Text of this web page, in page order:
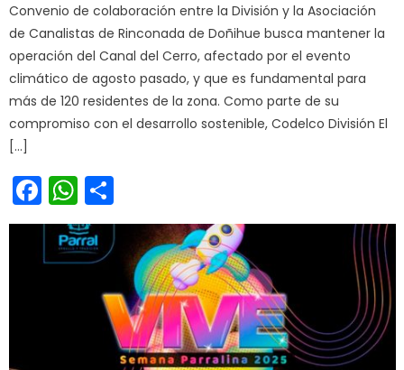
Convenio de colaboración entre la División y la Asociación
de Canalistas de Rinconada de Doñihue busca mantener la
operación del Canal del Cerro, afectado por el evento
climático de agosto pasado, y que es fundamental para
más de 120 residentes de la zona. Como parte de su
compromiso con el desarrollo sostenible, Codelco División El
[…]
Facebook
WhatsApp